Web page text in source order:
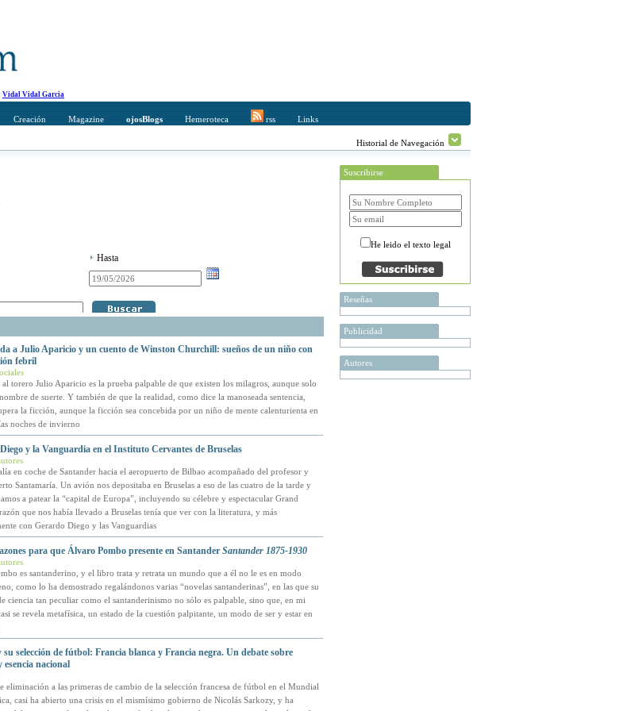
Vidal Vidal Garcia
Creación Magazine ojosBlogs Hemeroteca rss Links
Historial de Navegación
Hasta
a Julio Aparicio y un cuento de Winston Churchill: sueños de un niño con
febril
torero Julio Aparicio es la prueba palpable de que existen los milagros, aunque solo
de suerte. Y también de que la realidad, como dice la manoseada sentencia,
la ficción, aunque la ficción sea concebida por un niño de mente calenturienta en
noches de invierno
y la Vanguardia en el Instituto Cervantes de Bruselas
en coche de Santander hacia el aeropuerto de Bilbao acompañado del profesor y
Santamaría. Un avión nos depositaba en Bruselas a eso de las cuatro de la tarde y
a patear la “capital de Europa”, incluyendo su célebre y espectacular Grand
que nos había llevado a Bruselas tenía que ver con la literatura, y más
con Gerardo Diego y las Vanguardias
para que Álvaro Pombo presente en Santander Santander 1875-1930
es santanderino, y el libro trata y retrata un mundo que a él no le es en modo
como lo ha demostrado regalándonos varias “novelas santanderinas”, en las que su
ciencia tan peculiar como el santanderinismo no sólo es palpable, sino que, en mi
se revela metafísica, un estado de la cuestión palpitante, un modo de ser y estar en
su selección de fútbol: Francia blanca y Francia negra. Un debate sobre
esencia nacional
eliminación a las primeras de cambio de la selección francesa de fútbol en el Mundial
casi ha abierto una crisis en el mismísimo gobierno de Nicolás Sarkozy, y ha
Suscribirse
He leido el texto legal
Reseñas
Publicidad
Autores